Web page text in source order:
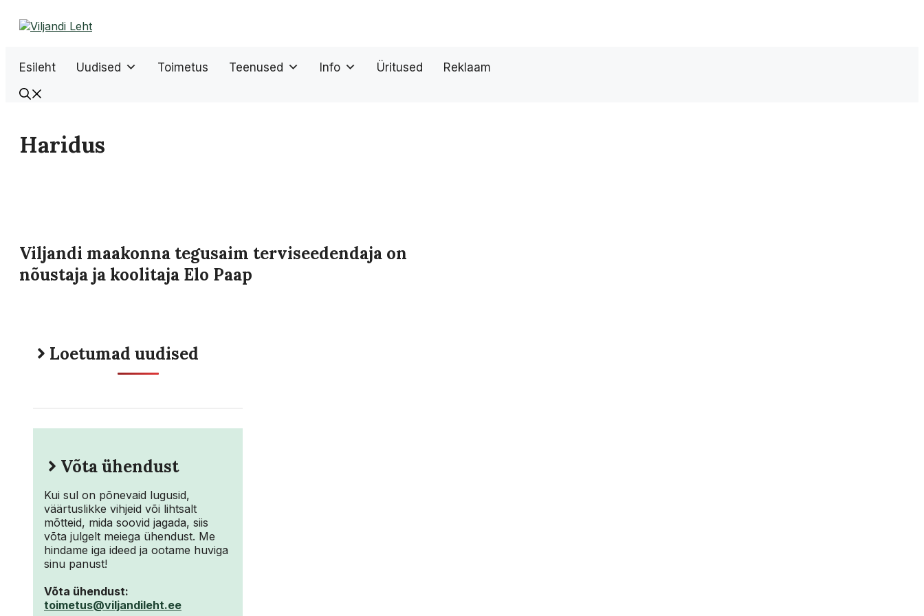
sisu
Esileht Uudised Toimetus Teenused Info Üritused Reklaam
Haridus
Viljandi maakonna tegusaim terviseedendaja on
nõustaja ja koolitaja Elo Paap
Loetumad uudised
Võta ühendust
Kui sul on põnevaid lugusid,
väärtuslikke vihjeid või lihtsalt
mõtteid, mida soovid jagada, siis
võta julgelt meiega ühendust. Me
hindame iga ideed ja ootame huviga
sinu panust!
Võta ühendust:
toimetus@viljandileht.ee